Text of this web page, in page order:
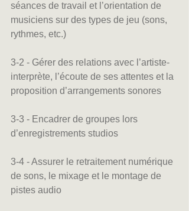
séances de travail et l’orientation de
musiciens sur des types de jeu (sons,
rythmes, etc.)
3-2 - Gérer des relations avec l’artiste-
interprète, l’écoute de ses attentes et la
proposition d’arrangements sonores
3-3 - Encadrer de groupes lors
d’enregistrements studios
3-4 - Assurer le retraitement numérique
de sons, le mixage et le montage de
pistes audio